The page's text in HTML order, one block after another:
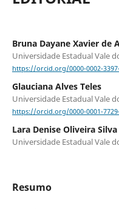
Bruna Dayane Xavier de
Universidade Estadual Vale
https://orcid.org/0000-0002-
Glauciana Alves Teles
Universidade Estadual Vale
https://orcid.org/0000-0001-
Lara Denise Oliveira Silva
Universidade Estadual Vale
Resumo